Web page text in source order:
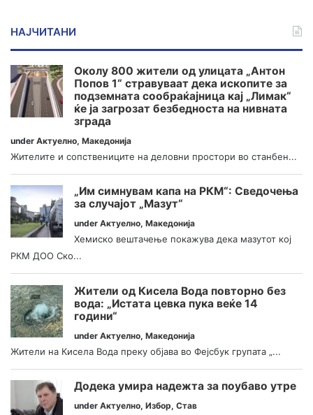
НАЈЧИТАНИ
Околу 800 жители од улицата „Антон
Попов 1“ стравуваат дека ископите за
подземната сообраќајница кај „Лимак“
ќе ја загрозат безбедноста на нивната
зграда
under Актуелно, Македонија
Жителите и сопствениците на деловни простори во станбен...
„Им симнувам капа на РКМ“: Сведочења
за случајот „Мазут“
under Актуелно, Македонија
Хемиско вештачење покажува дека мазутот кој
РКМ ДОО Ско...
Жители од Кисела Вода повторно без
вода: „Истата цевка пука веќе 14
години“
under Актуелно, Македонија
Жители на Кисела Вода преку објава во Фејсбук групата „...
Додека умира надежта за поубаво утре
under Актуелно, Избор, Став